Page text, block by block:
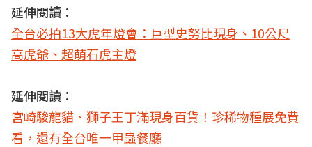
延伸閱讀：
全台必拍13大虎年燈會：巨型史努比現身、10公尺
高虎爺、超萌石虎主燈
延伸閱讀：
宮崎駿龍貓、獅子王丁滿現身百貨！珍稀物種展免費
看，還有全台唯一甲蟲餐廳